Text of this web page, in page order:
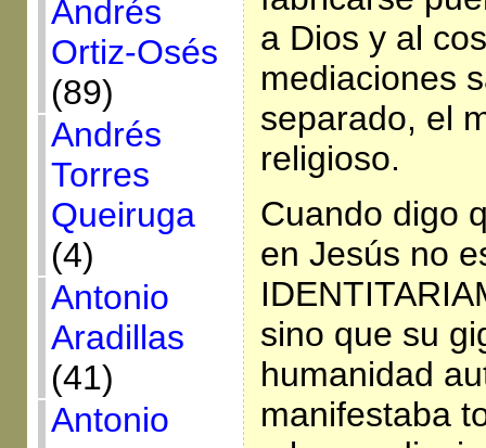
Andrés
Ortiz-Osés
(89)
Andrés
Torres
Queiruga
(4)
Antonio
Aradillas
(41)
Antonio
a Dios y al
mediaciones
separado, el
religioso.
Cuando digo
en Jesús no
sino que su
humanidad
manifestaba